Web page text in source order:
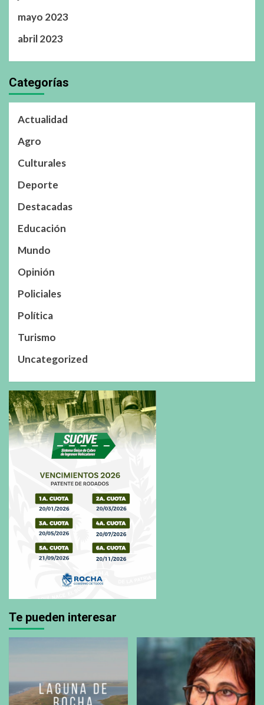
mayo 2023
abril 2023
Categorías
Actualidad
Agro
Culturales
Deporte
Destacadas
Educación
Mundo
Opinión
Policiales
Política
Turismo
Uncategorized
Te pueden interesar